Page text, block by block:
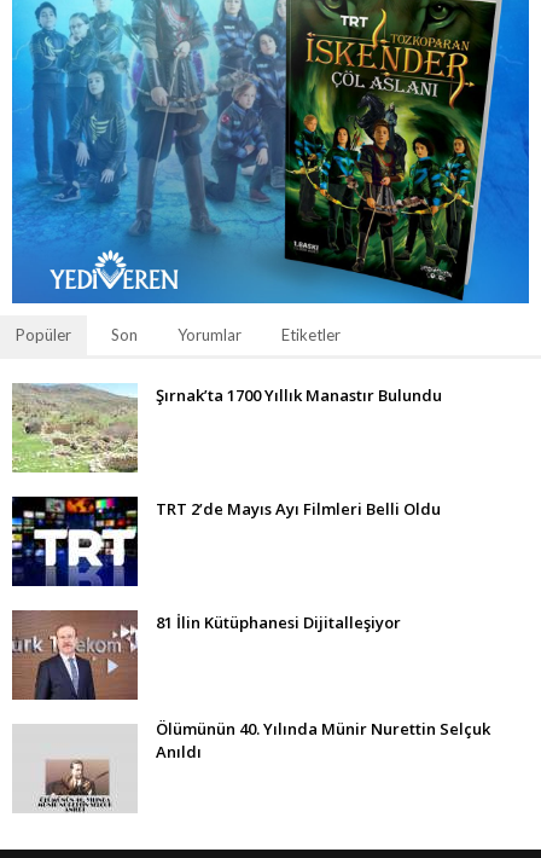
Popüler Son Yorumlar Etiketler
Şırnak’ta 1700 Yıllık Manastır Bulundu
TRT 2’de Mayıs Ayı Filmleri Belli Oldu
81 İlin Kütüphanesi Dijitalleşiyor
Ölümünün 40. Yılında Münir Nurettin Selçuk
Anıldı